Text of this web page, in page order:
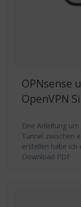
OPNsense
OpenVPN
Eine Anleitung
Tunnel zwischen
erstellen habe ich
Download PDF